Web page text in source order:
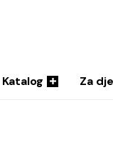
Katalog Za